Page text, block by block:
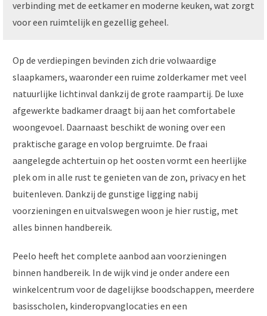
verbinding met de eetkamer en moderne keuken, wat zorgt
voor een ruimtelijk en gezellig geheel.
Op de verdiepingen bevinden zich drie volwaardige
slaapkamers, waaronder een ruime zolderkamer met veel
natuurlijke lichtinval dankzij de grote raampartij. De luxe
afgewerkte badkamer draagt bij aan het comfortabele
woongevoel. Daarnaast beschikt de woning over een
praktische garage en volop bergruimte. De fraai
aangelegde achtertuin op het oosten vormt een heerlijke
plek om in alle rust te genieten van de zon, privacy en het
buitenleven. Dankzij de gunstige ligging nabij
voorzieningen en uitvalswegen woon je hier rustig, met
alles binnen handbereik.
Peelo heeft het complete aanbod aan voorzieningen
binnen handbereik. In de wijk vind je onder andere een
winkelcentrum voor de dagelijkse boodschappen, meerdere
basisscholen, kinderopvanglocaties en een